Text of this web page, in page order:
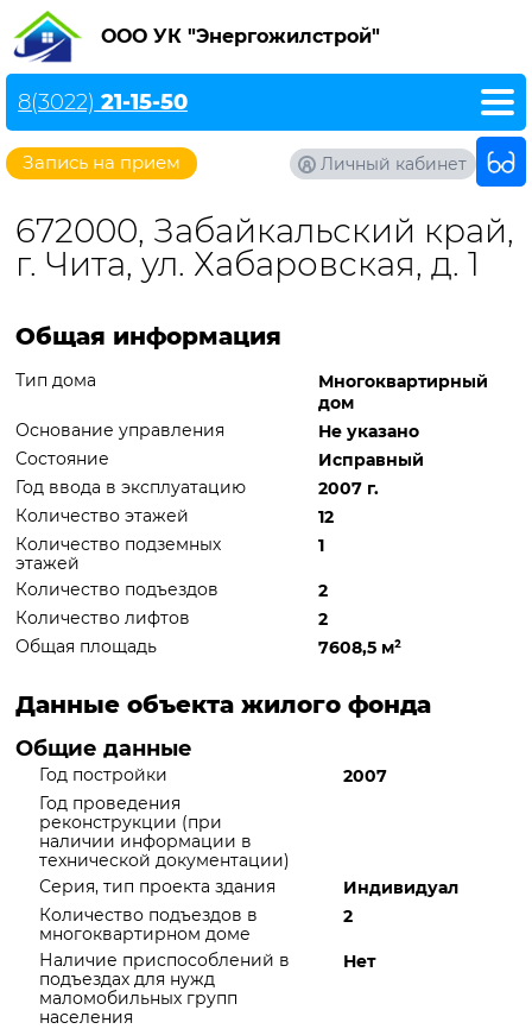
ООО УК "Энергожилстрой"
Запись на прием
8(3022) 21-15-50
Личный кабинет
672000, Забайкальский край,
г. Чита, ул. Хабаровская, д. 1
Общая информация
Тип дома
Многоквартирный
дом
Основание управления
Не указано
Состояние
Исправный
Год ввода в эксплуатацию
2007 г.
Количество этажей
12
Количество подземных
этажей
1
Количество подъездов
2
Количество лифтов
2
Общая площадь
7608,5 м²
Данные объекта жилого фонда
Общие данные
Год постройки
2007
Год проведения
реконструкции (при
наличии информации в
технической документации)
Серия, тип проекта здания
Индивидуал
Количество подъездов в
многоквартирном доме
2
Наличие приспособлений в
подъездах для нужд
маломобильных групп
населения
Нет